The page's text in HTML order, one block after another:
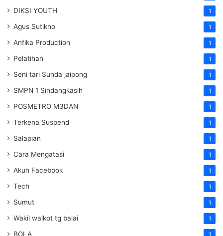
DIKSI YOUTH 1
Agus Sutikno 1
Anfika Production 1
Pelatihan 1
Seni tari Sunda jaipong 1
SMPN 1 Sindangkasih 1
POSMETRO M3DAN 1
Terkena Suspend 1
Salapian 1
Cara Mengatasi 1
Akun Facebook 1
Tech 1
Sumut 1
Wakil walkot tg balai 1
BOLA 1